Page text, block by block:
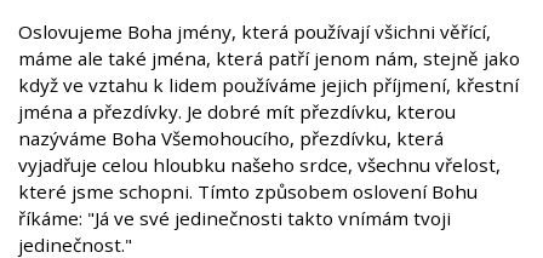
Oslovujeme Boha jmény, která používají všichni věřící,
máme ale také jména, která patří jenom nám, stejně jako
když ve vztahu k lidem používáme jejich příjmení, křestní
jména a přezdívky. Je dobré mít přezdívku, kterou
nazýváme Boha Všemohoucího, přezdívku, která
vyjadřuje celou hloubku našeho srdce, všechnu vřelost,
které jsme schopni. Tímto způsobem oslovení Bohu
říkáme: "Já ve své jedinečnosti takto vnímám tvoji
jedinečnost."